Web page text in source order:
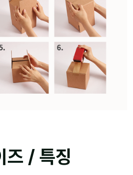
즈 / 특징